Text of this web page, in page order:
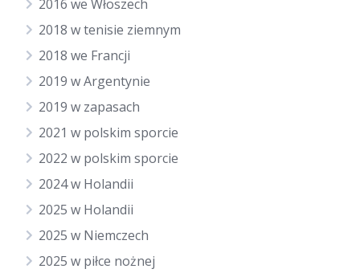
2016 we Włoszech
2018 w tenisie ziemnym
2018 we Francji
2019 w Argentynie
2019 w zapasach
2021 w polskim sporcie
2022 w polskim sporcie
2024 w Holandii
2025 w Holandii
2025 w Niemczech
2025 w piłce nożnej